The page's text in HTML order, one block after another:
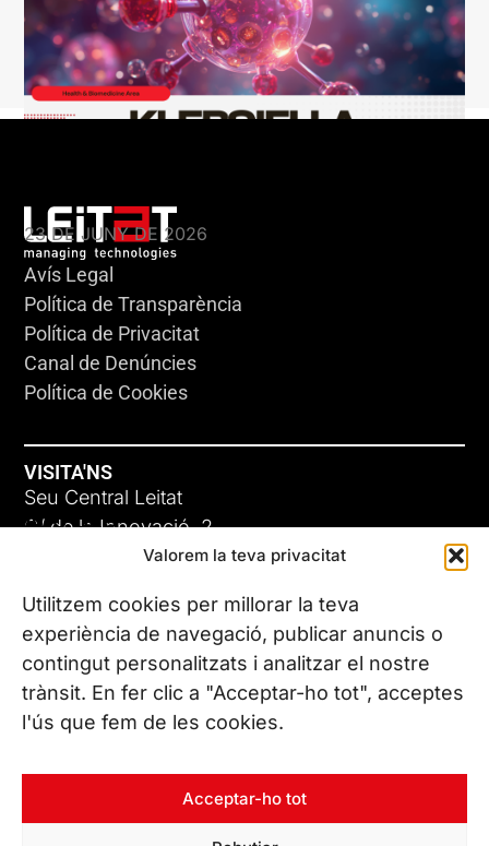
Valorem la teva privacitat
Utilitzem cookies per millorar la teva
experiència de navegació, publicar anuncis o
contingut personalitzats i analitzar el nostre
trànsit. En fer clic a "Acceptar-ho tot", acceptes
l'ús que fem de les cookies.
Acceptar-ho tot
23 DE JUNY DE 2026
ADC-CRC
17 DE JUNY DE 2026
Avís Legal
Política de Transparència
Política de Privacitat
Canal de Denúncies
Política de Cookies
VISITA'NS
Seu Central Leitat
C/ de la Innovació, 2
08225 Terrassa, (Barcelona)
Coneix les nostres seus
CONTACTA’NS
Tel. (+34) 937 882 300